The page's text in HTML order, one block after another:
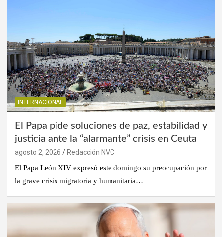
INTERNACIONAL
El Papa pide soluciones de paz, estabilidad y
justicia ante la “alarmante” crisis en Ceuta
agosto 2, 2026
Redacción NVC
El Papa León XIV expresó este domingo su preocupación por
la grave crisis migratoria y humanitaria…